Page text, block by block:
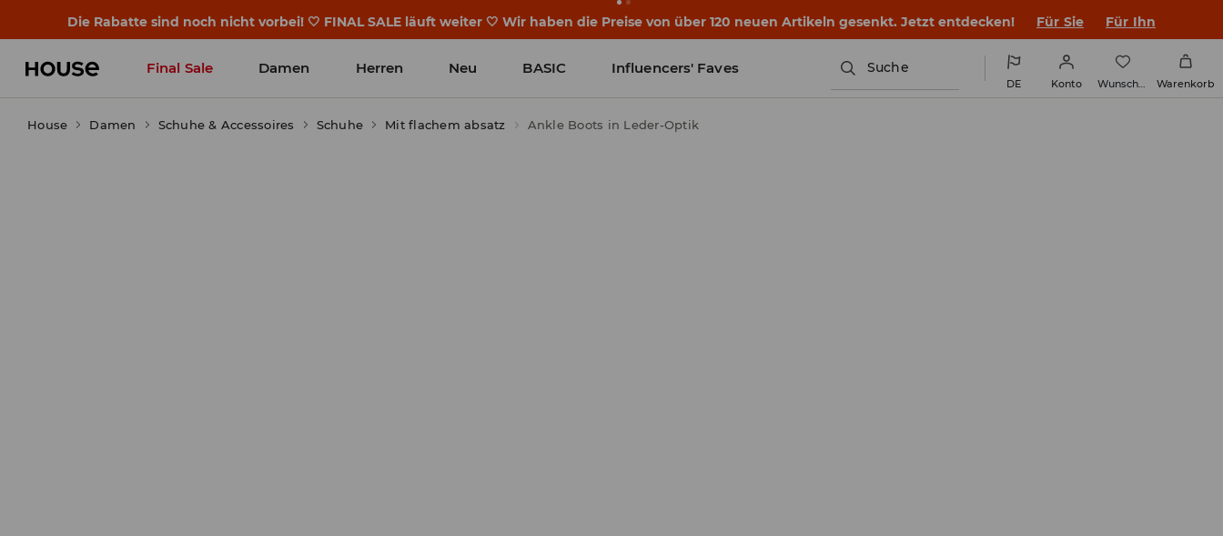
Die Rabatte sind noch nicht vorbei! 🤍 FINAL SALE läuft weiter 🤍 Wir haben die Preise von über 120 neuen Artikeln gesenkt. Jetzt entdecken! Für Sie Für Ihn
Final Sale Damen Herren Neu BASIC Influencers' Faves Suche
DE Konto Wunschliste Warenkorb
House Damen Schuhe & Accessoires Schuhe Mit flachem absatz Ankle Boots in Leder-Optik